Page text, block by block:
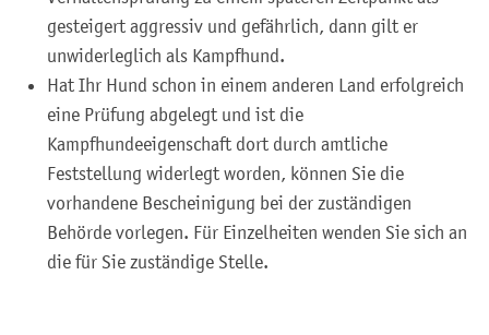
gesteigert aggressiv und gefährlich, dann gilt er
unwiderleglich als Kampfhund.
Hat Ihr Hund schon in einem anderen Land erfolgreich
eine Prüfung abgelegt und ist die
Kampfhundeeigenschaft dort durch amtliche
Feststellung widerlegt worden, können Sie die
vorhandene Bescheinigung bei der zuständigen
Behörde vorlegen. Für Einzelheiten wenden Sie sich an
die für Sie zuständige Stelle.